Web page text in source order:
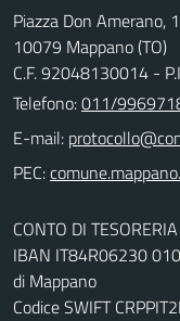
Piazza Don Amerano, 1
10079 Mappano (TO)
C.F. 92048130014 -
Telefono:011/
E-mail:
PEC:
CONTO DI TESORERIA
IBAN IT84R06230
di Mappano
Codice SWIFT